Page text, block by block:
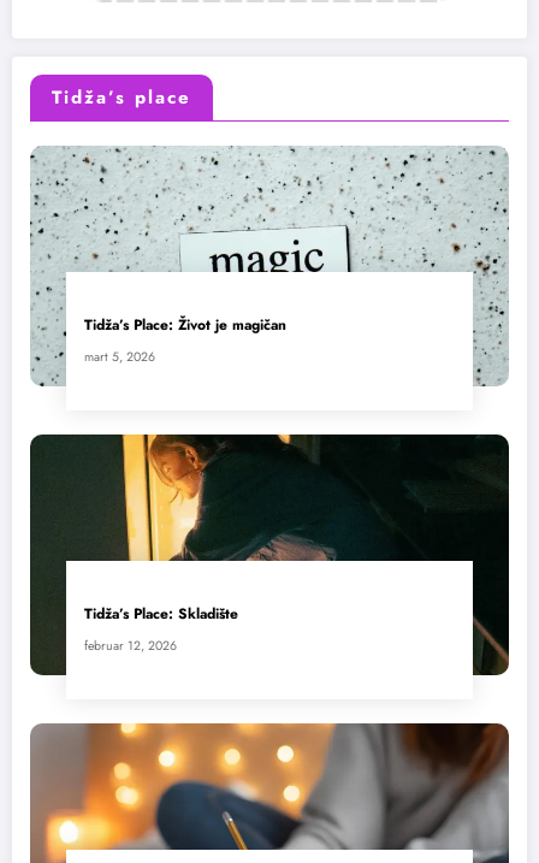
Tidža’s place
Tidža’s Place: Život je magičan
mart 5, 2026
Tidža’s Place: Skladište
februar 12, 2026